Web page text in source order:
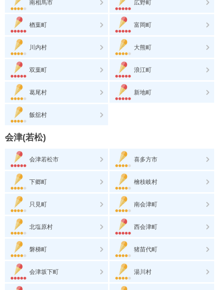
南相馬市 広野町
楢葉町 富岡町
川内村 大熊町
双葉町 浪江町
葛尾村 新地町
飯舘村
会津(若松)
会津若松市 喜多方市
下郷町 檜枝岐村
只見町 南会津町
北塩原村 西会津町
磐梯町 猪苗代町
会津坂下町 湯川村